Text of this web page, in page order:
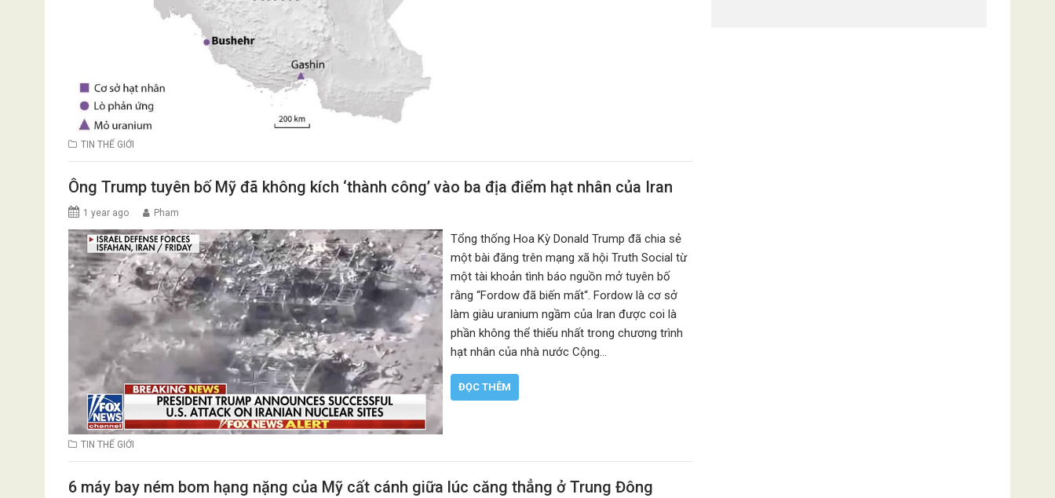
TIN THẾ GIỚI
Ông Trump tuyên bố Mỹ đã không kích ‘thành công’ vào ba địa điểm hạt nhân của Iran
1 year ago Pham
Tổng thống Hoa Kỳ Donald Trump đã chia sẻ
một bài đăng trên mạng xã hội Truth Social từ
một tài khoản tình báo nguồn mở tuyên bố
rằng “Fordow đã biến mất“. Fordow là cơ sở
làm giàu uranium ngầm của Iran được coi là
phần không thể thiếu nhất trong chương trình
hạt nhân của nhà nước Cộng…
ĐỌC THÊM
TIN THẾ GIỚI
6 máy bay ném bom hạng nặng của Mỹ cất cánh giữa lúc căng thẳng ở Trung Đông